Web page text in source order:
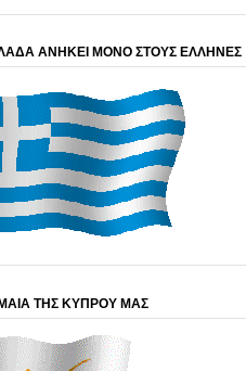
ΑΝΗΚΕΙ ΜΟΝΟ ΣΤΟΥΣ ΕΛΛΗΝΕΣ
ΤΗΣ ΚΥΠΡΟΥ ΜΑΣ